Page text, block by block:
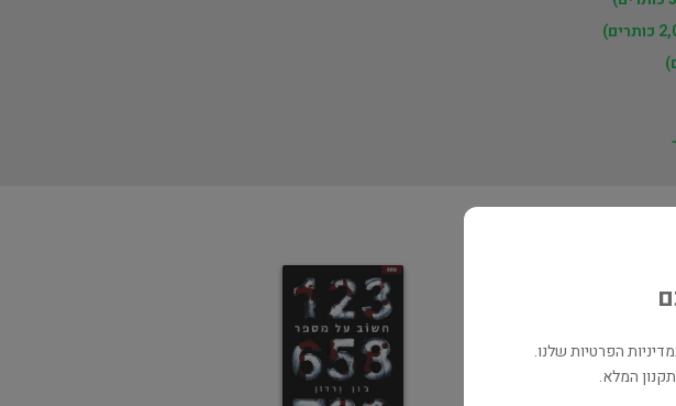
חשוב על מספר
הפרטיות שלנו.
המלא.